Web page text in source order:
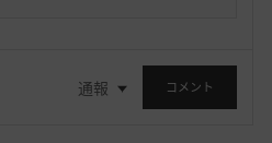
通報 コメント